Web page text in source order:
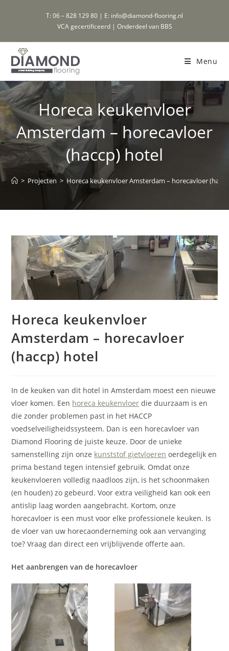
T: 06 – 828 129 80 | E: info@diamond-flooring.nl
VCA gecertificeerd | Onderdeel van BBS
Menu
Horeca keukenvloer
Amsterdam – horecavloer
(haccp) hotel
> Projecten > Horeca keukenvloer Amsterdam – horecavloer
Horeca keukenvloer
Amsterdam – horecavloer
(haccp) hotel
In de keuken van dit hotel in Amsterdam moest een nieuwe
vloer komen. Een horeca keukenvloer die duurzaam is en
die zonder problemen past in het HACCP
voedselveiligheidssysteem. Dan is een horecavloer van
Diamond Flooring de juiste keuze. Door de unieke
samenstelling zijn onze kunststof gietvloeren oerdegelijk en
prima bestand tegen intensief gebruik. Omdat onze
keukenvloeren volledig naadloos zijn, is het schoonmaken
(en houden) zo gebeurd. Voor extra veiligheid kan ook een
antislip laag worden aangebracht. Kortom, onze
horecavloer is een must voor elke professionele keuken. Is
de vloer van uw horecaonderneming ook aan vervanging
toe? Vraag dan direct een vrijblijvende offerte aan.
Het aanbrengen van de horecavloer